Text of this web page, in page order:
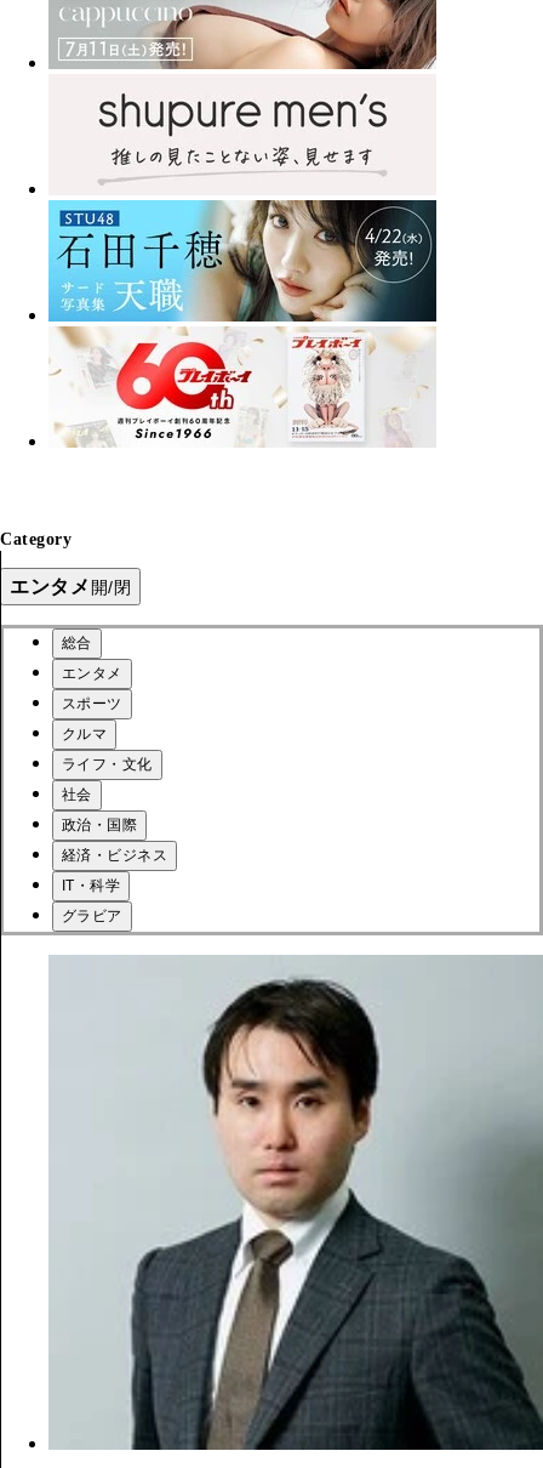
Category
エンタメ 開/閉
総合
エンタメ
スポーツ
クルマ
ライフ・文化
社会
政治・国際
経済・ビジネス
IT・科学
グラビア